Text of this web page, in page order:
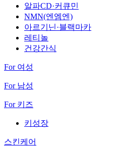
알파CD·커큐민
NMN(엔엠엔)
아르기닌·블랙마카
레티놀
건강간식
For 여성
For 남성
For 키즈
키성장
스킨케어